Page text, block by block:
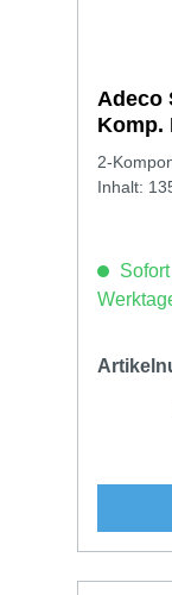
Adeco
Komp.
2-
Inhalt: